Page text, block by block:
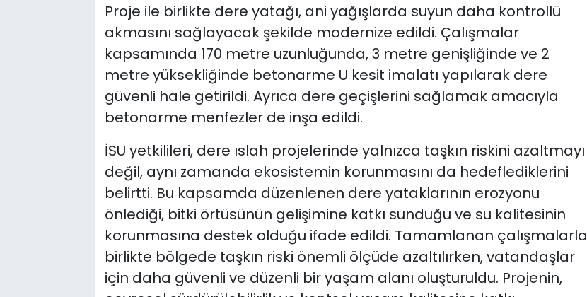
Proje ile birlikte dere yatağı, ani yağışlarda suyun daha kontrollü
akmasını sağlayacak şekilde modernize edildi. Çalışmalar
kapsamında 170 metre uzunluğunda, 3 metre genişliğinde ve 2
metre yüksekliğinde betonarme U kesit imalatı yapılarak dere
güvenli hale getirildi. Ayrıca dere geçişlerini sağlamak amacıyla
betonarme menfezler de inşa edildi.
İSU yetkilileri, dere ıslah projelerinde yalnızca taşkın riskini azaltmayı
değil, aynı zamanda ekosistemin korunmasını da hedeflediklerini
belirtti. Bu kapsamda düzenlenen dere yataklarının erozyonu
önlediği, bitki örtüsünün gelişimine katkı sunduğu ve su kalitesinin
korunmasına destek olduğu ifade edildi. Tamamlanan çalışmalarla
birlikte bölgede taşkın riski önemli ölçüde azaltılırken, vatandaşlar
için daha güvenli ve düzenli bir yaşam alanı oluşturuldu. Projenin,